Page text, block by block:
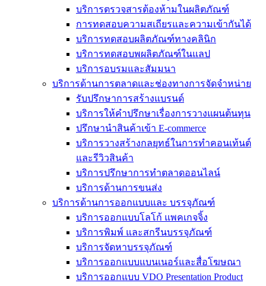
บริการตรวจสารต้องห้ามในผลิตภัณฑ์
การทดสอบความสเถียรและความเข้ากันได้
บริการทดสอบผลิตภัณฑ์ทางคลินิก
บริการทดสอบพผลิตภัณฑ์ในแลป
บริการอบรมและสัมมนา
บริการด้านการตลาดและช่องทางการจัดจำหน่าย
รับปรึกษาการสร้างแบรนด์
บริการให้คำปรึกษาเรื่องการวางแผนต้นทุน
ปรึกษานำสินค้าเข้า E-commerce
บริการวางสร้างกลยุทธ์ในการทำคอนเท้นต์
และรีวิวสินค้า
บริการปรึกษาการทำตลาดออนไลน์
บริการด้านการขนส่ง
บริการด้านการออกแบบและ บรรจุภัณฑ์
บริการออกแบบโลโก้ แพคเกจจิ้ง
บริการพิมพ์ และสกรีนบรรจุภัณฑ์
บริการจัดหาบรรจุภัณฑ์
บริการออกแบบแบนเนอร์และสื่อโฆษณา
บริการออกแบบ VDO Presentation Product